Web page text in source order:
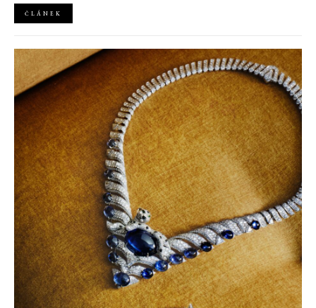
ale příslušnost k nejrychlejší fashion komunitě světa. Jak se z
"Racing Core" stala uniforma ulice a proč nás drama v paddocku
ČLÁNEK